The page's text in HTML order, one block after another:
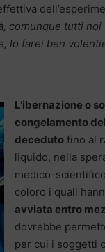
comunque tutti
farei ben
L’ibernazione o
congelamento
deceduto fino al
liquido, nella
medico-
coloro i quali
avviata entro
dovrebbe
per cui i soggetti